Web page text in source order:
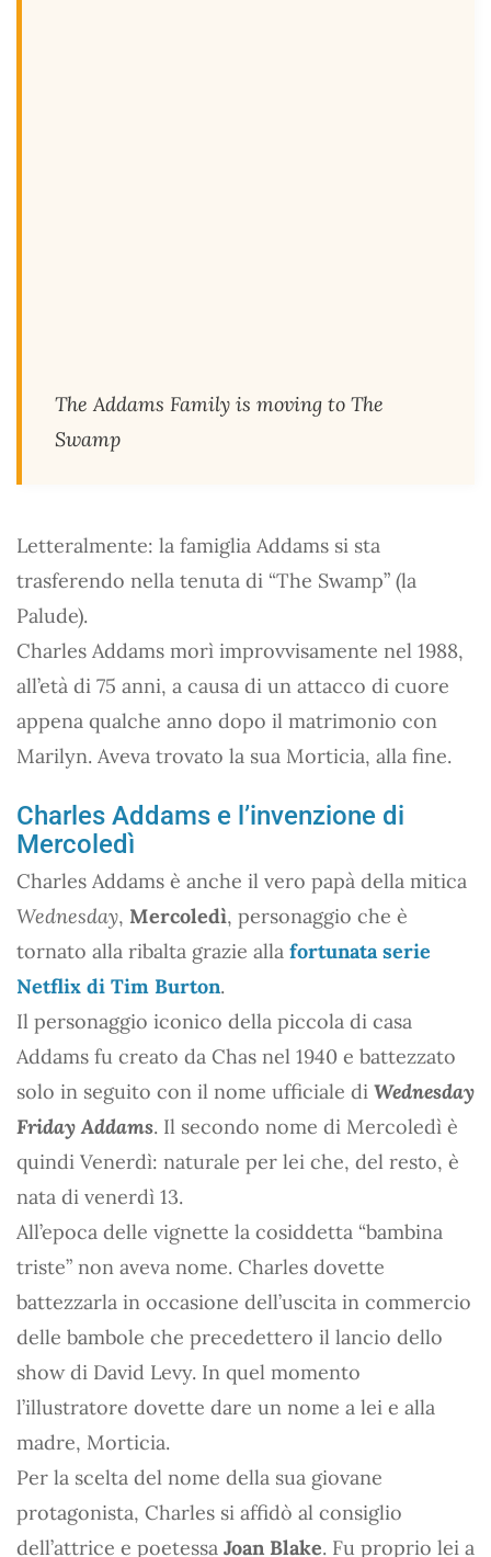
The Addams Family is moving to The
Swamp
Letteralmente: la famiglia Addams si sta
trasferendo nella tenuta di “The Swamp” (la
Palude).
Charles Addams morì improvvisamente nel 1988,
all’età di 75 anni, a causa di un attacco di cuore
appena qualche anno dopo il matrimonio con
Marilyn. Aveva trovato la sua Morticia, alla fine.
Charles Addams e l’invenzione di
Mercoledì
Charles Addams è anche il vero papà della mitica
Wednesday, Mercoledì, personaggio che è
tornato alla ribalta grazie alla fortunata serie
Netflix di Tim Burton.
Il personaggio iconico della piccola di casa
Addams fu creato da Chas nel 1940 e battezzato
solo in seguito con il nome ufficiale di Wednesday
Friday Addams. Il secondo nome di Mercoledì è
quindi Venerdì: naturale per lei che, del resto, è
nata di venerdì 13.
All’epoca delle vignette la cosiddetta “bambina
triste” non aveva nome. Charles dovette
battezzarla in occasione dell’uscita in commercio
delle bambole che precedettero il lancio dello
show di David Levy. In quel momento
l’illustratore dovette dare un nome a lei e alla
madre, Morticia.
Per la scelta del nome della sua giovane
protagonista, Charles si affidò al consiglio
dell’attrice e poetessa Joan Blake. Fu proprio lei a